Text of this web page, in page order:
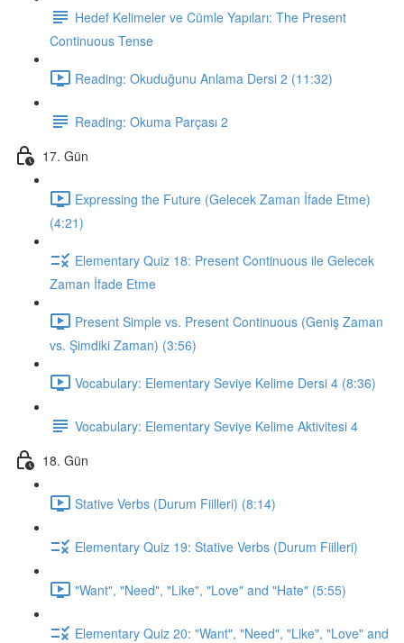
Hedef Kelimeler ve Cümle Yapıları: The Present
Continuous Tense
Reading: Okuduğunu Anlama Dersi 2 (11:32)
Reading: Okuma Parçası 2
17. Gün
Expressing the Future (Gelecek Zaman İfade Etme)
(4:21)
Elementary Quiz 18: Present Continuous ile Gelecek
Zaman İfade Etme
Present Simple vs. Present Continuous (Geniş Zaman
vs. Şimdiki Zaman) (3:56)
Vocabulary: Elementary Seviye Kelime Dersi 4 (8:36)
Vocabulary: Elementary Seviye Kelime Aktivitesi 4
18. Gün
Stative Verbs (Durum Fiilleri) (8:14)
Elementary Quiz 19: Stative Verbs (Durum Fiilleri)
"Want", "Need", "Like", "Love" and "Hate" (5:55)
Elementary Quiz 20: "Want", "Need", "Like", "Love" and